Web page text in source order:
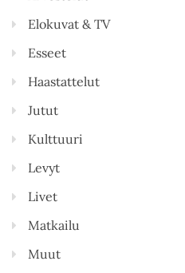
Elokuvat & TV
Esseet
Haastattelut
Jutut
Kulttuuri
Levyt
Livet
Matkailu
Muut